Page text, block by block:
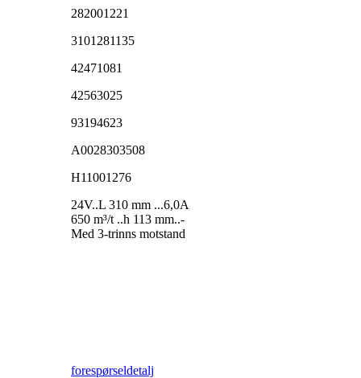
282001221
3101281135
42471081
42563025
93194623
A0028303508
H11001276
24V..L 310 mm ...6,0A
650 m³/t ..h 113 mm..-
Med 3-trinns motstand
forespørseldetalj